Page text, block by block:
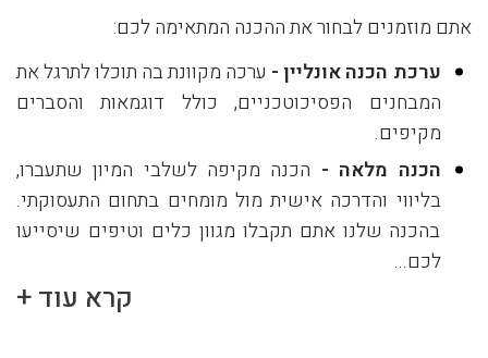
אתם מוזמנים לבחור את ההכנה המתאימה לכם:
ערכת הכנה אונליין - ערכה מקוונת בה תוכלו לתרגל את
המבחנים הפסיכוטכניים, כולל דוגמאות והסברים
מקיפים.
הכנה מלאה - הכנה מקיפה לשלבי המיון שתעברו,
בליווי והדרכה אישית מול מומחים בתחום התעסוקתי.
בהכנה שלנו אתם תקבלו מגוון כלים וטיפים שיסייעו
לכם...
קרא עוד +